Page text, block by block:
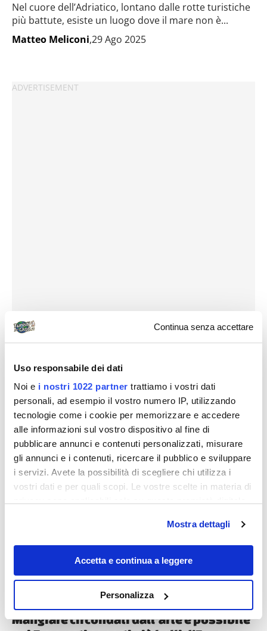
Continua senza accettare
Uso responsabile dei dati
Noi e i nostri 1022 partner trattiamo i vostri dati
personali, ad esempio il vostro numero IP, utilizzando
tecnologie come i cookie per memorizzare e accedere
alle informazioni sul vostro dispositivo al fine di
pubblicare annunci e contenuti personalizzati, misurare
gli annunci e i contenuti, ricercare il pubblico e sviluppare
i servizi. Avete la possibilità di scegliere chi utilizza i
vostri dati e per quali scopi. Le vostre scelte in materia di
modificare o revocare il proprio consenso in qualsiasi
momento dalla Dichiarazione sui cookie o facendo clic
sull'icona di attivazione della privacy.
raccogliere informazioni sulla tua posizione
geografica, con un'approssimazione di qualche
Mostra dettagli
Accetta e continua a leggere
Personalizza
Nel cuore dell’Adriatico, lontano dalle rotte turistiche
più battute, esiste un luogo dove il mare non è...
Matteo Meliconi,29 Ago 2025
Destinazioni
Mangiare circondati dall’arte è possibile